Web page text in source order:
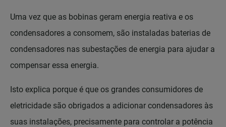
Uma vez que as bobinas geram energia reativa e os
condensadores a consomem, são instaladas baterias de
condensadores nas subestações de energia para ajudar a
compensar essa energia.
Isto explica porque é que os grandes consumidores de
eletricidade são obrigados a adicionar condensadores às
suas instalações, precisamente para controlar a potência